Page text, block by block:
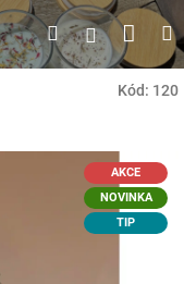
HledatPřihlášení
Kód: 120
AKCE
NOVINKA
TIP